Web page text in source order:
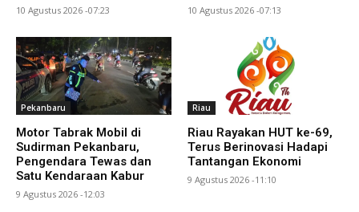
10 Agustus 2026 -07:23 10 Agustus 2026 -07:13
Pekanbaru
Motor Tabrak Mobil di
Sudirman Pekanbaru,
Pengendara Tewas dan
Satu Kendaraan Kabur
9 Agustus 2026 -12:03
Riau
Riau Rayakan HUT ke-69,
Terus Berinovasi Hadapi
Tantangan Ekonomi
9 Agustus 2026 -11:10